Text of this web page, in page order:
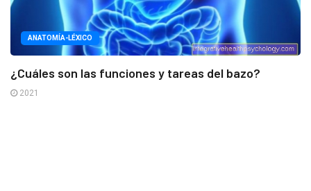
ANATOMÍA-LÉXICO
¿Cuáles son las funciones y tareas del bazo?
2021